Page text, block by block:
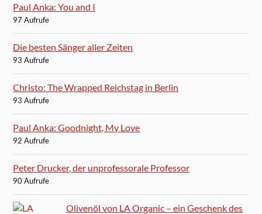
Paul Anka: You and I
97 Aufrufe
Die besten Sänger aller Zeiten
93 Aufrufe
Christo: The Wrapped Reichstag in Berlin
93 Aufrufe
Paul Anka: Goodnight, My Love
92 Aufrufe
Peter Drucker, der unprofessorale Professor
90 Aufrufe
Olivenöl von LA Organic – ein Geschenk des